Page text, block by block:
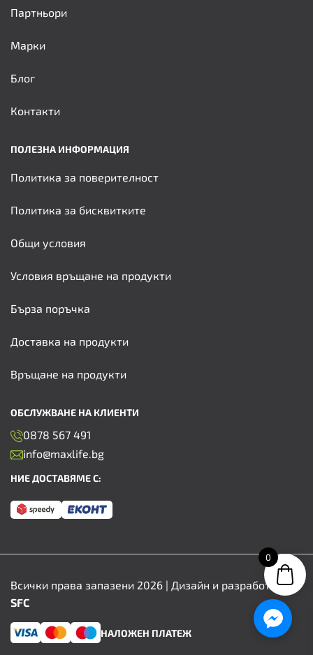
Партньори
Марки
Блог
Контакти
ПОЛЕЗНА ИНФОРМАЦИЯ
Политика за поверителност
Политика за бисквитките
Общи условия
Условия връщане на продукти
Бърза поръчка
Доставка на продукти
Връщане на продукти
ОБСЛУЖВАНЕ НА КЛИЕНТИ
0878 567 491
info@maxlife.bg
НИЕ ДОСТАВЯМЕ С:
Всички права запазени 2026 | Дизайн и разработка от
SFC
НАЛОЖЕН ПЛАТЕЖ
0